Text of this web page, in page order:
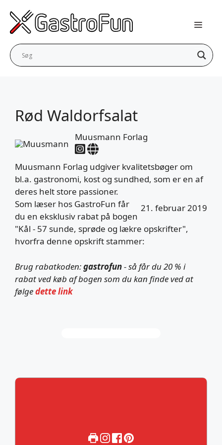
indhold
Rød Waldorfsalat
Muusmann Forlag
Muusmann Forlag udgiver kvalitetsbøger om
bl.a. gastronomi, kost og sundhed, som er en af
deres helt store passioner.
21. februar 2019
Som læser hos GastroFun får
du en eksklusiv rabat på bogen
"Kål - 57 sunde, sprøde og lækre opskrifter",
hvorfra denne opskrift stammer:
Brug rabatkoden:gastrofun- så får du 20 % i
rabat ved køb af bogen som du kan finde ved at
følgedette link